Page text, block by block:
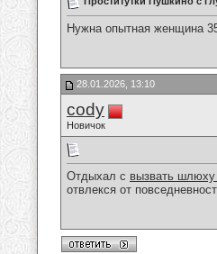
Нужна опытная женщина
28.01.2026, 13:10
cody
Новичок
Отдыхал с вызвать шлюху
отвлекся от